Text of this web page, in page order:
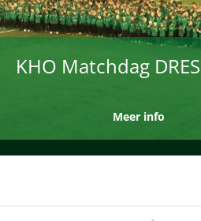
KHO Matchdag
Meer info